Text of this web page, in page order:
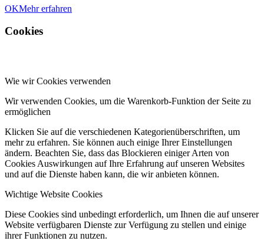
OKMehr erfahren
Cookies
Wie wir Cookies verwenden
Wir verwenden Cookies, um die Warenkorb-Funktion der Seite zu
ermöglichen
Klicken Sie auf die verschiedenen Kategorienüberschriften, um
mehr zu erfahren. Sie können auch einige Ihrer Einstellungen
ändern. Beachten Sie, dass das Blockieren einiger Arten von
Cookies Auswirkungen auf Ihre Erfahrung auf unseren Websites
und auf die Dienste haben kann, die wir anbieten können.
Wichtige Website Cookies
Diese Cookies sind unbedingt erforderlich, um Ihnen die auf unserer
Website verfügbaren Dienste zur Verfügung zu stellen und einige
ihrer Funktionen zu nutzen.